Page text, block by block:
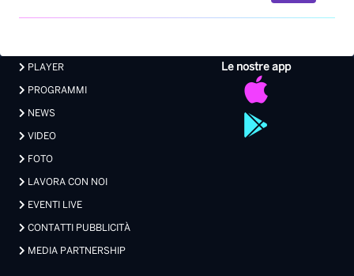
Le nostre app
PLAYER
PROGRAMMI
NEWS
VIDEO
FOTO
LAVORA CON NOI
EVENTI LIVE
CONTATTI PUBBLICITÀ
MEDIA PARTNERSHIP